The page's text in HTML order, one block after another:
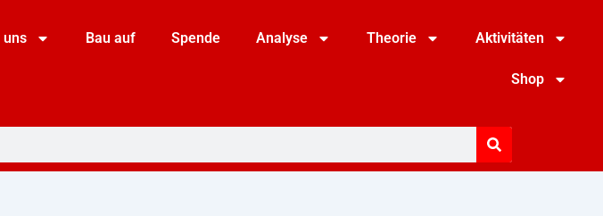
uns Bau auf Spende Analyse Theorie Aktivitäten
Shop